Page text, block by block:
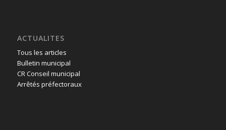
ACTUALITES
Tous les articles
Bulletin municipal
CR Conseil municipal
Arrêtés préfectoraux